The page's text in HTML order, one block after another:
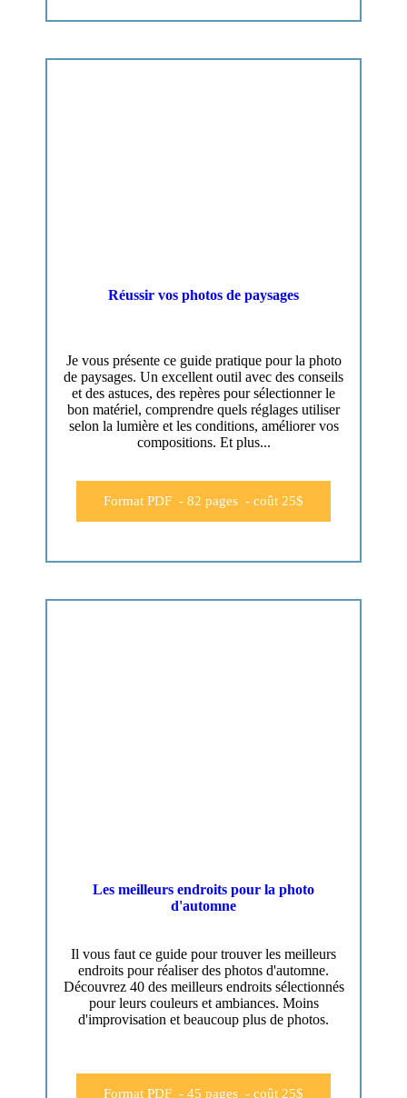
Réussir vos photos de paysages
Je vous présente ce guide pratique pour la photo
de paysages. Un excellent outil avec des conseils
et des astuces, des repères pour sélectionner le
bon matériel, comprendre quels réglages utiliser
selon la lumière et les conditions, améliorer vos
compositions. Et plus...
Format PDF - 82 pages - coût 25$
Les meilleurs endroits pour la photo
d'automne
Il vous faut ce guide pour trouver les meilleurs
endroits pour réaliser des photos d'automne.
Découvrez 40 des meilleurs endroits sélectionnés
pour leurs couleurs et ambiances. Moins
d'improvisation et beaucoup plus de photos.
Format PDF - 45 pages - coût 25$